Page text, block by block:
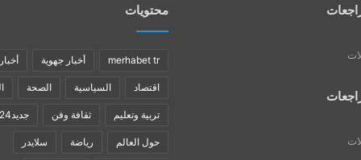
محتويات
merhabet tr أخبار جهوية
اقتصاد السياسية الصحة
تربية وتعليم ثقافة وفن جديد24
حول العالم رياضة سلايدر